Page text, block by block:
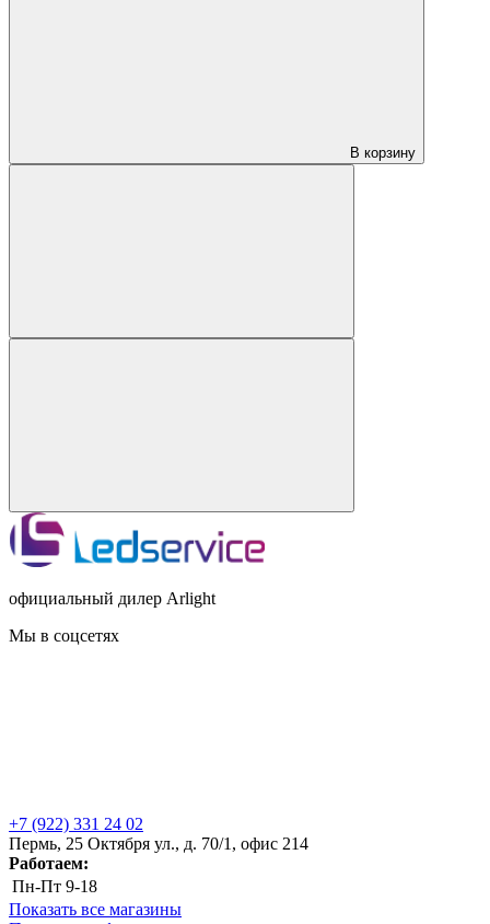
В корзину
официальный дилер Arlight
Мы в соцсетях
+7 (922) 331 24 02
Пермь, 25 Октября ул., д. 70/1, офис 214
Работаем:
Пн-Пт 9-18
Показать все магазины